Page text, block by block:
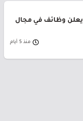
وظائف في مجال
منذ 5 أيام